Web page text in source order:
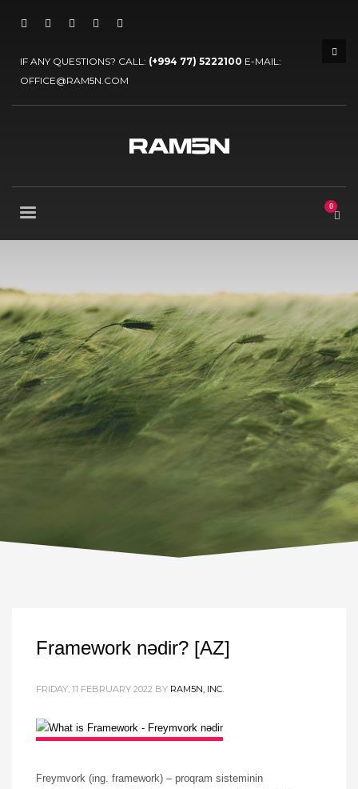
IF ANY QUESTIONS? CALL: (+994 77) 5222100 E-MAIL:
OFFICE@RAM5N.COM
Framework nədir? [AZ]
FRIDAY, 11 FEBRUARY 2022 BY RAM5N, INC.
Freymvork (ing. framework) – proqram sisteminin